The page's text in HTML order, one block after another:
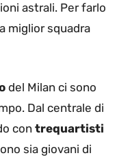
astrali. Per farlo
miglior squadra
del Milan ci sono
Dal centrale di
con trequartisti
sia giovani di